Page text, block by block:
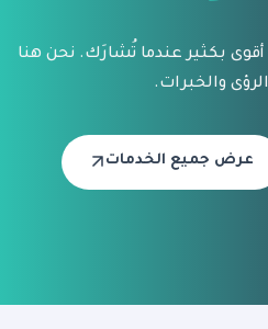
بكثير عندما تُشارَك. نحن هنا
والخبرات.
عرض جميع الخدمات